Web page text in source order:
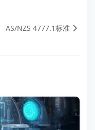
AS/NZS 4777.1标准